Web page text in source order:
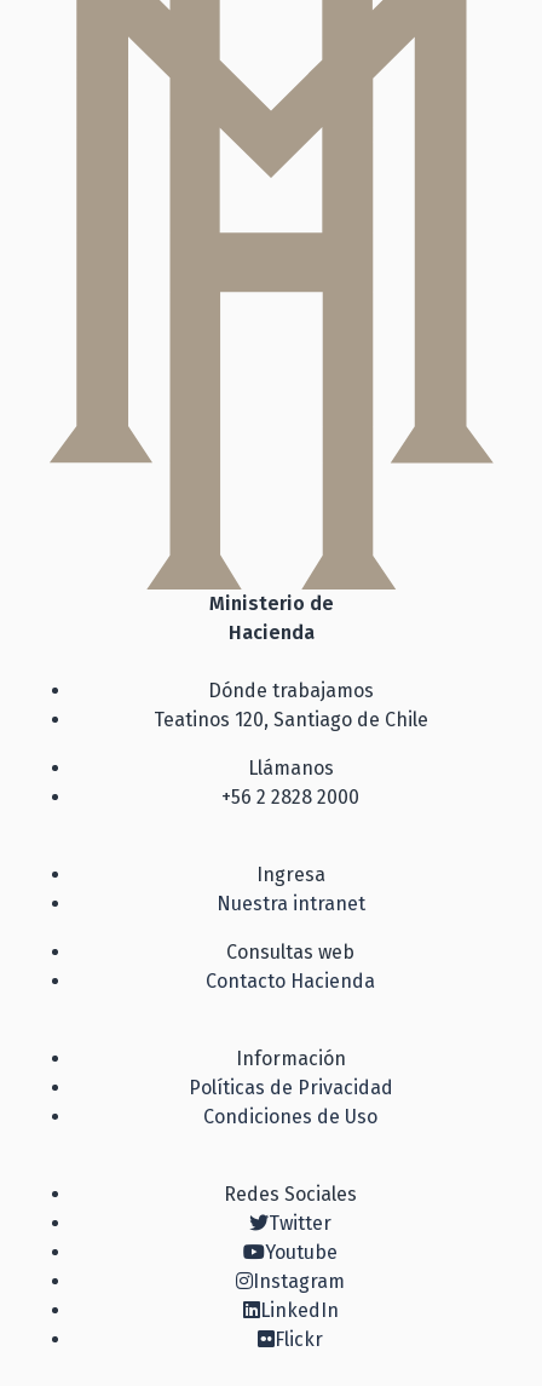
Ministerio de
Hacienda
Dónde trabajamos
Teatinos 120, Santiago de Chile
Llámanos
+56 2 2828 2000
Ingresa
Nuestra intranet
Consultas web
Contacto Hacienda
Información
Políticas de Privacidad
Condiciones de Uso
Redes Sociales
Twitter
Youtube
Instagram
LinkedIn
Flickr